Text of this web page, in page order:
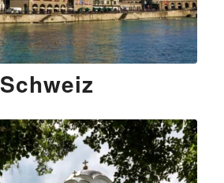
Schweiz